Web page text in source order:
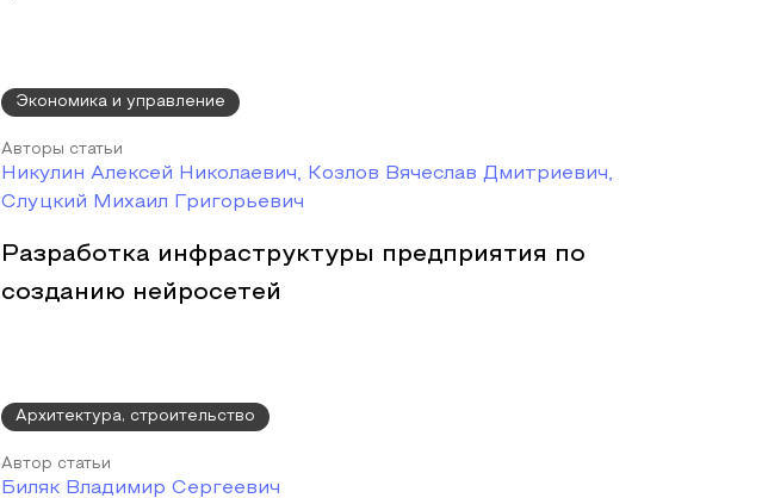
Экономика и управление
Авторы статьи
Никулин Алексей Николаевич, Козлов Вячеслав Дмитриевич,
Слуцкий Михаил Григорьевич
Разработка инфраструктуры предприятия по
созданию нейросетей
Архитектура, строительство
Автор статьи
Биляк Владимир Сергеевич